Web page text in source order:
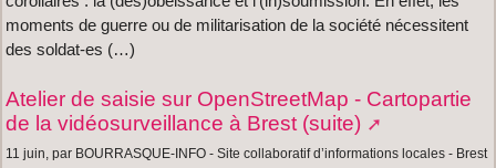
moments de guerre ou de militarisation de la société nécessitent
des soldat-es (…)
Atelier de saisie sur OpenStreetMap - Cartopartie
de la vidéosurveillance à Brest (suite)
11 juin, par BOURRASQUE-INFO - Site collaboratif d’informations locales - Brest